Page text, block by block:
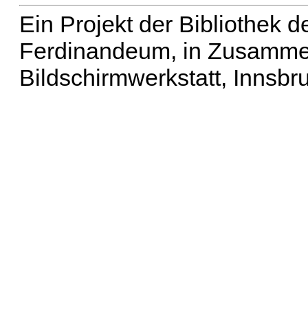
Ein Projekt der Bibliothek
Ferdinandeum, in
Bildschirmwerkstatt,